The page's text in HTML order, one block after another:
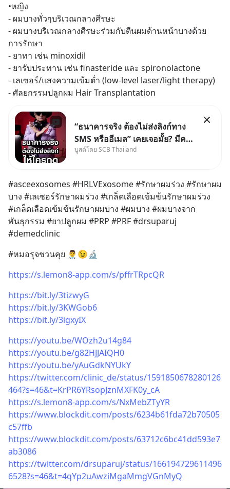
•หญิง
- ผมบางทั่วๆบริเวณกลางศีรษะ
- ผมบางบริเวณกลางศีรษะร่วมกับตีนผมด้านหน้าบางด้วย
การรักษา
- ยาทา เช่น minoxidil
- ยารับประทาน เช่น finasteride และ spironolactone
- เลเซอร์/แสงความเข้มต่ำ (low-level laser/light therapy)
- ศัลยกรรมปลูกผม Hair Transplantation
“ธนาคารจริง ต้องไม่ส่งลิงก์ทาง
SMS หรืออีเมล” เคยเจอมั้ย? มีคน
อ้างว่าโทรจากธนาคาร บอกว่า
“ป้าเก๋าเล่ากลโกง” เพื่อรู้ทันมุก
หลอกลวงในคราบ
บูสต์โดย SCB Thailand
#asceexosomes #HRLVExosome #รักษาผมร่วง #รักษาผม
บาง #เลเซอร์รักษาผมร่วง #เกล็ดเลือดเข้มข้นรักษาผมร่วง
#เกล็ดเลือดเข้มข้นรักษาผมบาง #ผมบาง #ผมบางจาก
พันธุกรรม #ยาปลูกผม #PRP #PRF #drsuparuj
#demedclinic
#หมอรุจชวนคุย 👨‍⚕️😉🔬
https://s.lemon8-app.com/s/pffrTRpcQR
https://bit.ly/3tizwyG
https://bit.ly/3KWGob6
https://bit.ly/3igxyIX
https://youtu.be/WOzh2u14g84
https://youtu.be/g82HJJAIQH0
https://youtu.be/yAuGdkNYUkY
https://twitter.com/clinic_de/status/1591850678280126
464?s=46&t=KrPR6YRsopJznMXFK0y_cA
https://s.lemon8-app.com/s/NxMebZTyYR
https://www.blockdit.com/posts/6234b61fda72b70505
c57ffb
https://www.blockdit.com/posts/63712c6bc41dd593e7
ab3086
https://twitter.com/drsuparuj/status/166194729611496
6528?s=46&t=4qYp2uAwziMgaMmgVGnMyQ